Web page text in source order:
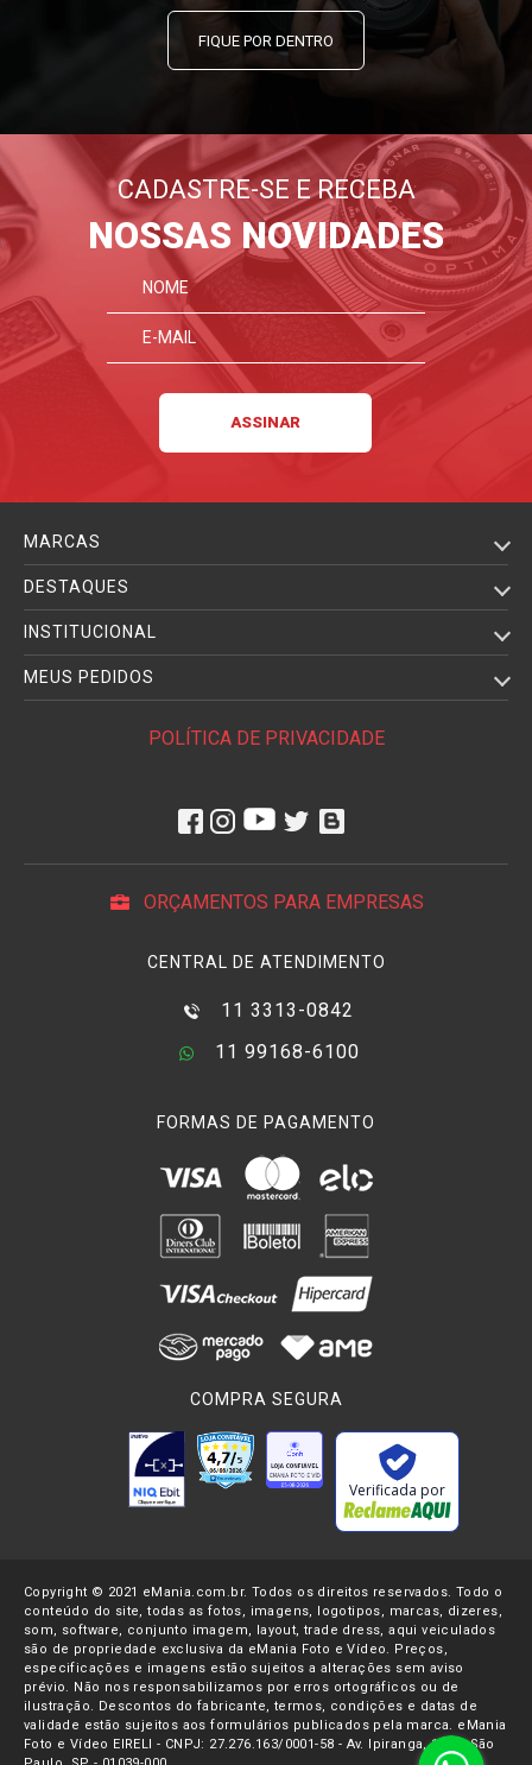
FIQUE POR DENTRO
CADASTRE-SE E RECEBA
NOSSAS NOVIDADES
MARCAS
DESTAQUES
INSTITUCIONAL
MEUS PEDIDOS
POLÍTICA DE PRIVACIDADE
ORÇAMENTOS PARA EMPRESAS
CENTRAL DE ATENDIMENTO
11 3313-0842
11 99168-6100
FORMAS DE PAGAMENTO
COMPRA SEGURA
Verificada por
Copyright © 2021 eMania.com.br. Todos os direitos reservados. Todo o
conteúdo do site, todas as fotos, imagens, logotipos, marcas, dizeres,
som, software, conjunto imagem, layout, trade dress, aqui veiculados
são de propriedade exclusiva da eMania Foto e Vídeo. Preços,
especificações e imagens estão sujeitos a alterações sem aviso
prévio. Não nos responsabilizamos por erros ortográficos ou de
ilustração. Descontos do fabricante, termos, condições e datas de
validade estão sujeitos aos formulários publicados pela marca. eMania
Foto e Vídeo EIRELI - CNPJ: 27.276.163/0001-58 - Av. Ipiranga, 1107- São